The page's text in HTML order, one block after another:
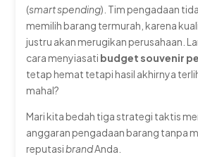
(smart spending). Tim pengadaan
memilih barang termurah, karena
justru akan merugikan perusahaan.
cara menyiasati budget souvenir
tetap hemat tetapi hasil akhirnya
mahal?
Mari kita bedah tiga strategi taktis
anggaran pengadaan barang tanpa
reputasi brandAnda.